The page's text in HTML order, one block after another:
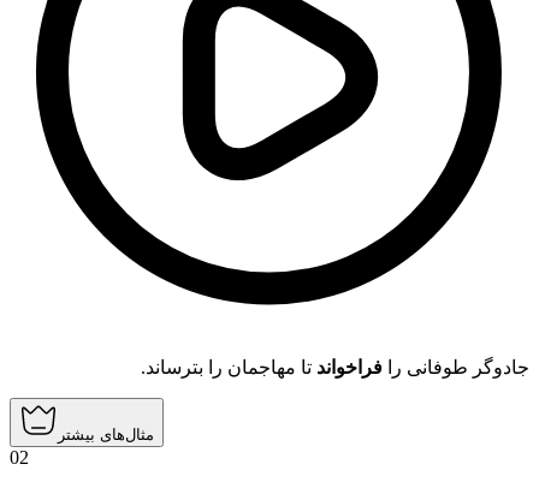
جادوگر طوفانی را فراخواند تا مهاجمان را بترساند.
مثال‌های بیشتر
02